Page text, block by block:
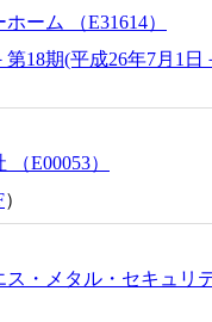
ーム （E31614）
18期(平成26年7月1日
E00053）
）
ス・メタル・セキュリ